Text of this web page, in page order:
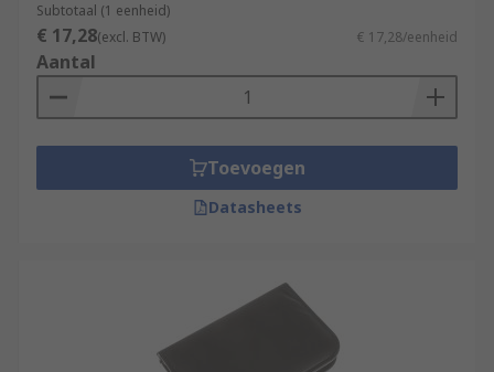
Subtotaal (1 eenheid)
€ 17,28(excl. BTW) € 17,28/eenheid
Aantal
Toevoegen
Datasheets